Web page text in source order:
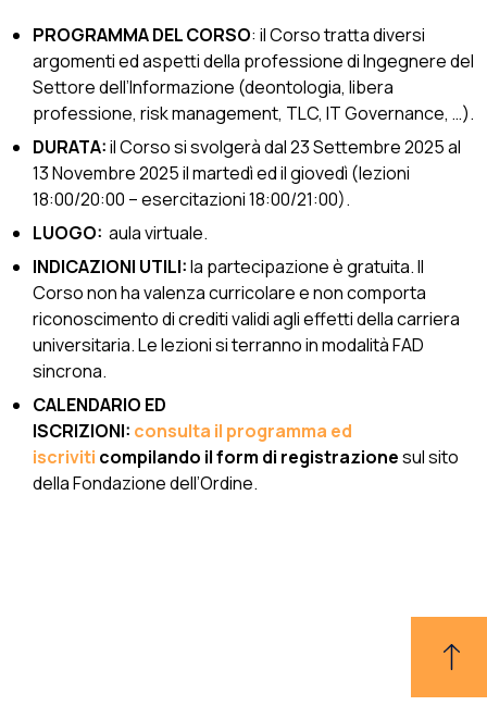
PROGRAMMA DEL CORSO: il Corso tratta diversi
argomenti ed aspetti della professione di Ingegnere del
Settore dell’Informazione (deontologia, libera
professione, risk management, TLC, IT Governance, …).
DURATA:il Corso si svolgerà dal 23 Settembre 2025 al
13 Novembre 2025 il martedì ed il giovedì (lezioni
18:00/20:00 – esercitazioni 18:00/21:00).
LUOGO: aula virtuale.
INDICAZIONI UTILI:la partecipazione è gratuita. Il
Corso non ha valenza curricolare e non comporta
riconoscimento di crediti validi agli effetti della carriera
universitaria. Le lezioni si terranno in modalità FAD
sincrona.
CALENDARIO ED
ISCRIZIONI: consulta il programma ed
iscriviti compilando il form di registrazionesul sito
della Fondazione dell’Ordine.